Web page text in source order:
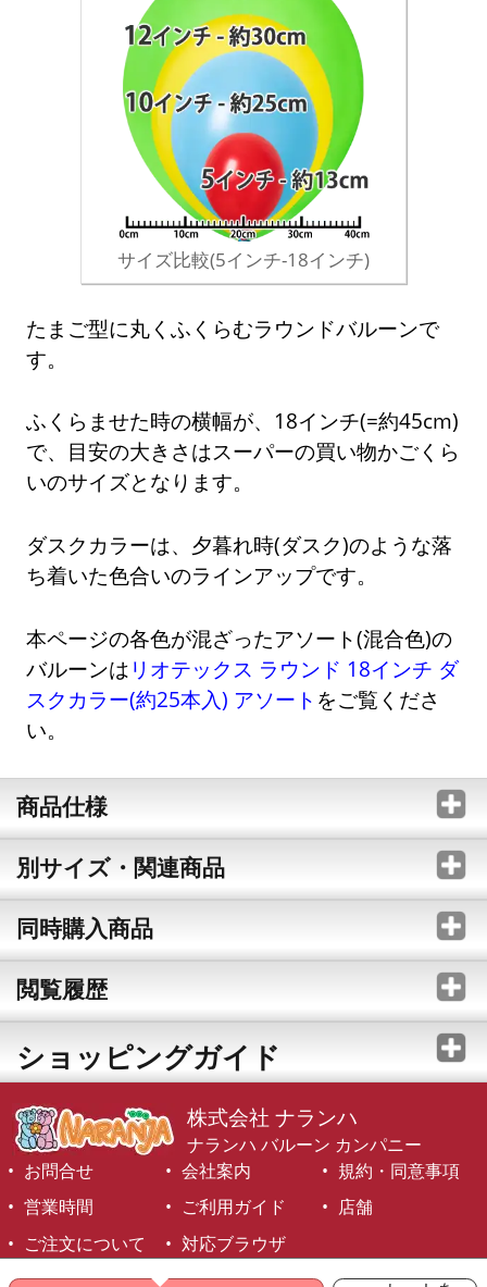
サイズ比較(5インチ-18インチ)
たまご型に丸くふくらむラウンドバルーンで
す。
ふくらませた時の横幅が、18インチ(=約45cm)
で、目安の大きさはスーパーの買い物かごくら
いのサイズとなります。
ダスクカラーは、夕暮れ時(ダスク)のような落
ち着いた色合いのラインアップです。
本ページの各色が混ざったアソート(混合色)の
バルーンは リオテックス ラウンド 18インチ ダ
スクカラー(約25本入) アソート をご覧くださ
い。
商品仕様
別サイズ・関連商品
同時購入商品
閲覧履歴
ショッピングガイド
株式会社 ナランハ
ナランハ バルーン カンパニー
お問合せ
会社案内
規約・同意事項
営業時間
ご利用ガイド
店舗
ご注文について
対応ブラウザ
©1999-2026 NARANJA Inc. All Rights Reserved.